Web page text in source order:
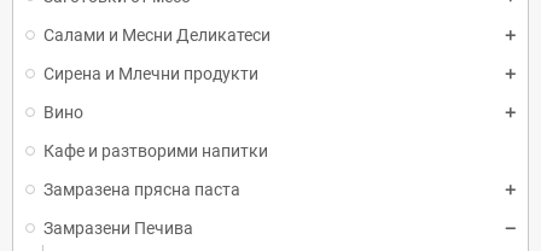
Салами и Месни Деликатеси
Сирена и Млечни продукти
Вино
Кафе и разтворими напитки
Замразена прясна паста
Замразени Печива